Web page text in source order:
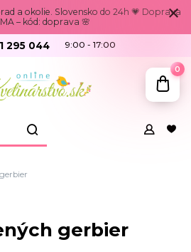
a okolie. Slovensko do 24h 💗 Doprava
– kód: doprava 🌸
295 044 9:00 - 17:00
0
gerbier